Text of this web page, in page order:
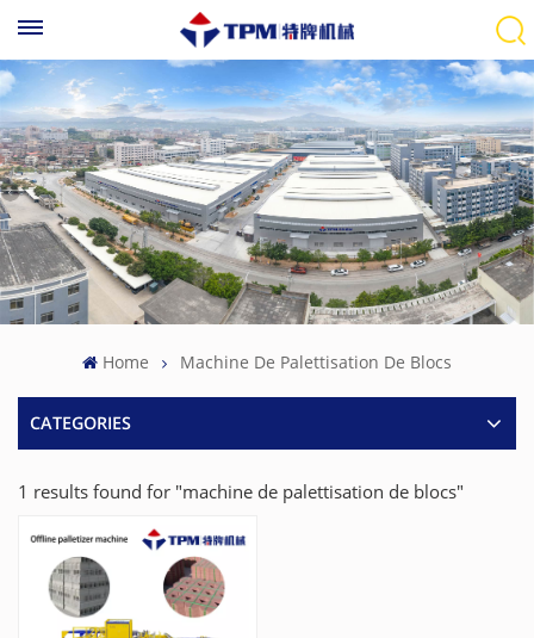
Home Machine De Palettisation De Blocs
CATEGORIES
1 results found for "machine de palettisation de blocs"